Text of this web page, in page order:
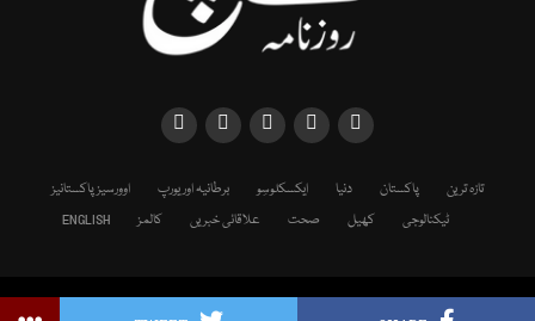
تازہ ترین پاکستان دنیا ایکسکلوسِو برطانیہ اور یورپ
اوورسیز پاکستانیز
ٹیکنالوجی
کھیل صحت علاقائی خبریں کالمز ENGLISH
Copyright © 2025 SADAESACH NEWS